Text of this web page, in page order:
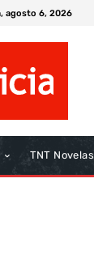
agosto 6, 2026
TNT Novelas